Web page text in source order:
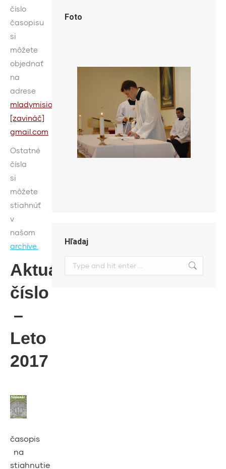
číslo
časopisu
si
môžete
objednať
na
adrese
mladymisionar
[zavináč]
gmail.com
Ostatné
čísla
si
môžete
stiahnúť
v
našom
archíve.
Aktuálne
číslo
–
Leto
2017
časopis
na
stiahnutie
Foto
Hľadaj
Search: